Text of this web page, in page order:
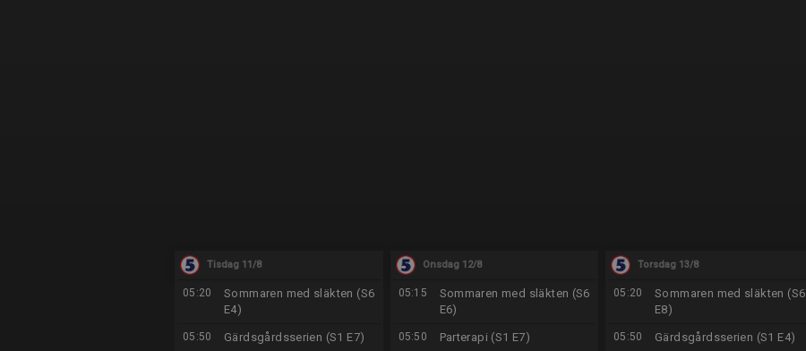
Tisdag 11/8
05:20
Sommaren med släkten (S6
E4)
05:50 Gärdsgårdsserien (S1 E7)
Onsdag 12/8
05:15
Sommaren med släkten (S6
E6)
05:50 Parterapi (S1 E7)
Torsdag 13/8
05:20
Sommaren med släkten (S6
E8)
05:50 Gärdsgårdsserien (S1 E4)